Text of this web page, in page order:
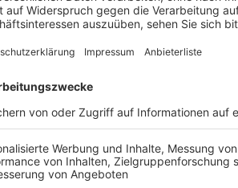
Anzeige
Mit ihrer neuen Single
auszumachen, die Musik
Dan über den Song:
ein ausgelassener,
Studio mussten wir die
live zu spielen." Mit ihrem
Anfang Februar